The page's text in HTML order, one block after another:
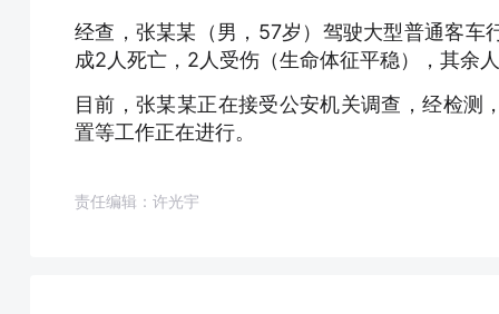
经查，张某某（男，57岁）驾驶大型普通客车
成2人死亡，2人受伤（生命体征平稳），其余
目前，张某某正在接受公安机关调查，经检测
置等工作正在进行。
责任编辑：许光宇